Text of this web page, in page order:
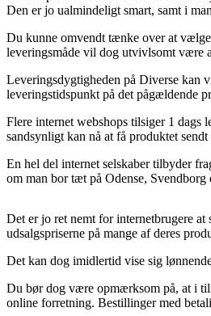
Den er jo ualmindeligt smart, samt i
Du kunne omvendt tænke over at
leveringsmåde vil dog utvivlsomt være
Leveringsdygtigheden på Diverse kan
leveringstidspunkt på det pågældende
Flere internet webshops tilsiger 1 dags
sandsynligt kan nå at få produktet
En hel del internet selskaber tilbyder
om man bor tæt på Odense,
Det er jo ret nemt for internetbrugere
udsalgspriserne på mange af deres
Det kan dog imidlertid vise sig
Du bør dog være opmærksom på, at i
online forretning. Bestillinger med